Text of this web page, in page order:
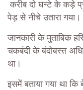
करीब दो घन्टे के कड़े
पेड़ से नीचे उतारा गया।
जानकारी के मुताबिक
चकबंदी के बंदोबस्त
था।
इसमें बताया गया था